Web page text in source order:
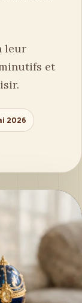
leur
et
2026